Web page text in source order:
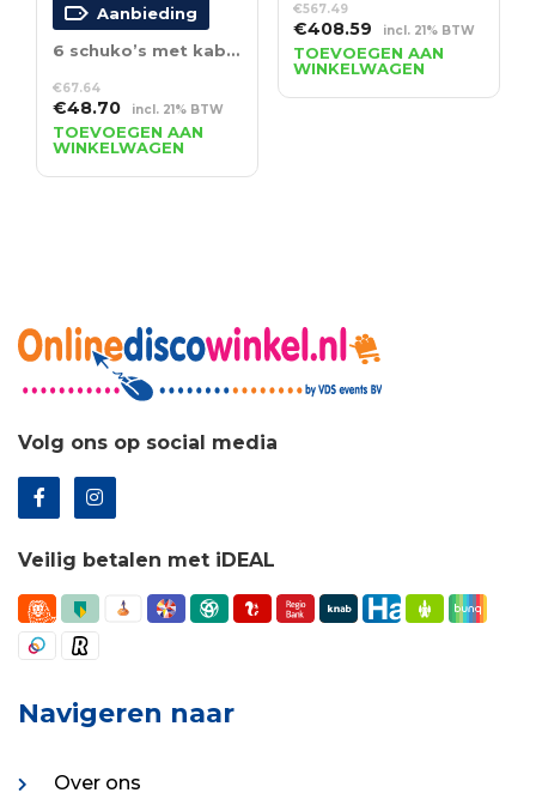
Aanbieding
6 schuko’s met kabelmoer – 16A max.
€67.64
Oorspronkelijke
prijs
was:
€67.64.
€48.70Huidige
prijs
is:
€48.70.
incl. 21% BTW
TOEVOEGEN AAN
WINKELWAGEN
€567.49
Oorspronkelijke
prijs
was:
€567.49.
€408.59 Huidige
prijs
is:
€408.59.
incl. 21% BTW
TOEVOEGEN AAN
WINKELWAGEN
Volg ons op social media
Veilig betalen met iDEAL
Navigeren naar
Over ons